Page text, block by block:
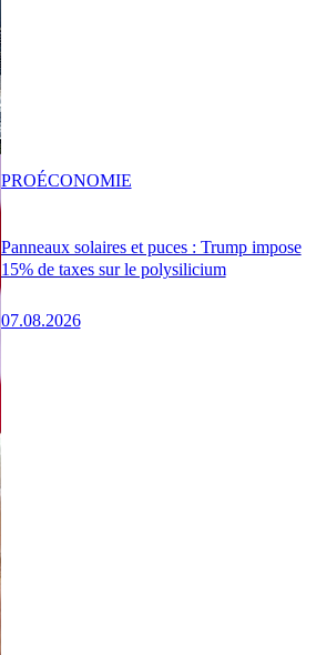
Panneaux solaires et puces : Trump impose
15% de taxes sur le polysilicium
07.08.2026
PROÉCONOMIE